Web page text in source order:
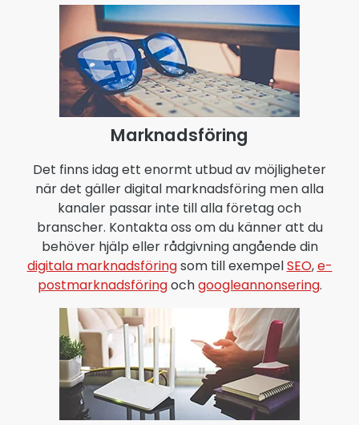
Marknadsföring
Det finns idag ett enormt utbud av möjligheter
när det gäller digital marknadsföring men alla
kanaler passar inte till alla företag och
branscher. Kontakta oss om du känner att du
behöver hjälp eller rådgivning angående din
digitala marknadsföringsom till exempelSEO,e-
postmarknadsföringochgoogleannonsering.